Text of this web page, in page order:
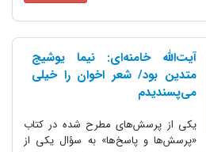
آیت‌الله خامنه‌ای: نیما یوشیج
متدین بود/ شعر‌ اخوان را خیلی
می‌پسندیدم
یکی از پرسش‌های مطرح شده در کتاب
«پرسش‌ها و پاسخ‌ها» به سؤال یکی از